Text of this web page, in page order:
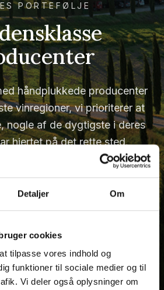
Detaljer Om
cookies
tilpasse vores indhold og
funktioner til sociale medier og til
Vi deler også oplysninger om
PORTEFØLJE
håndplukkede producenter
vinregioner, vi prioriterer at
nogle af de dygtigste i deres
hjertet på det rette sted.